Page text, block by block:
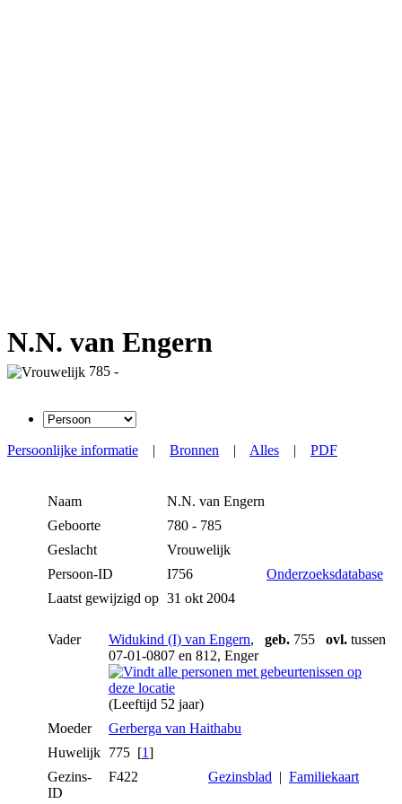
N.N. van Engern
785 -
Persoonlijke informatie | Bronnen | Alles | PDF
Naam N.N. van Engern
Geboorte
780 - 785
Geslacht
Vrouwelijk
Persoon-ID
I756
Onderzoeksdatabase
Laatst gewijzigd op 31 okt 2004
Vader Widukind (I) van Engern, geb. 755 ovl. tussen
07-01-0807 en 812, Enger
(Leeftijd 52 jaar)
Moeder
Gerberga van Haithabu
Huwelijk 775 [1]
Gezins-
ID
F422 Gezinsblad | Familiekaart